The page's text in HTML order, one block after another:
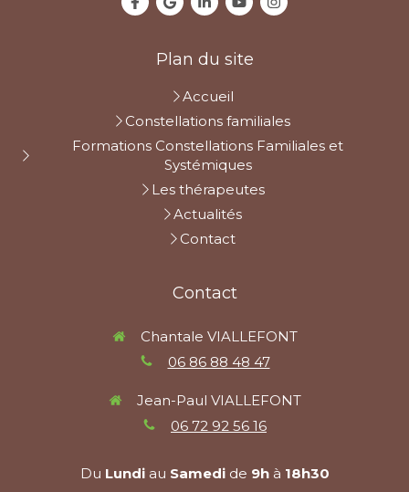
Plan du site
Accueil
Constellations familiales
Formations Constellations Familiales et
Systémiques
Les thérapeutes
Actualités
Contact
Contact
Chantale VIALLEFONT
06 86 88 48 47
Jean-Paul VIALLEFONT
06 72 92 56 16
Du Lundiau Samedide 9hà 18h30